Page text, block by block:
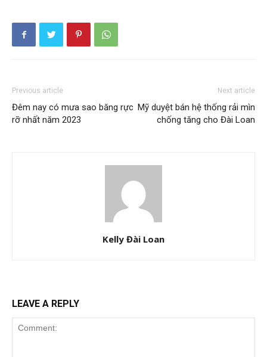
Previous article
Đêm nay có mưa sao băng rực
rỡ nhất năm 2023
Next article
Mỹ duyệt bán hệ thống rải mìn
chống tăng cho Đài Loan
Kelly Đài Loan
LEAVE A REPLY